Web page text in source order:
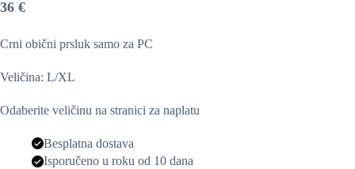
36 €
Crni obični prsluk samo za PC
Veličina: L/XL
Odaberite veličinu na stranici za naplatu
Besplatna dostava
Isporučeno u roku od 10 dana